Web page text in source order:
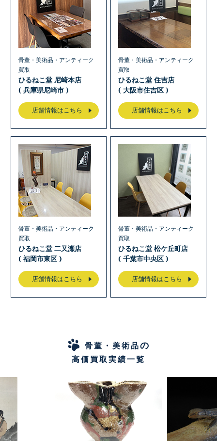
骨董・美術品・アンティーク
買取
ひるねこ堂 尼崎本店
( 兵庫県尼崎市 )
店舗情報はこちら
骨董・美術品・アンティーク
買取
ひるねこ堂 住吉店
( 大阪市住吉区 )
店舗情報はこちら
骨董・美術品・アンティーク
買取
ひるねこ堂 二又瀬店
( 福岡市東区 )
店舗情報はこちら
骨董・美術品・アンティーク
買取
ひるねこ堂 松ケ丘町店
( 千葉市中央区 )
店舗情報はこちら
骨董・美術品の
高価買取実績一覧